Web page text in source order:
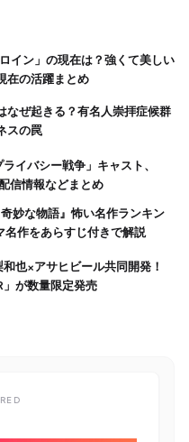
在の活躍まとめ
スの罠
信情報などまとめ
作をあらすじ付きで解説
」が数量限定発売